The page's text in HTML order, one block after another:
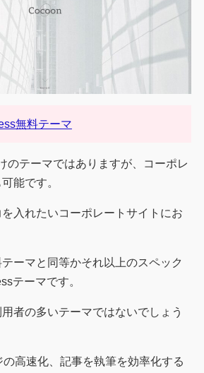
無料テーマ
のテーマではありますが、コーポレ
能です。
入れたいコーポレートサイトにお
ーマと同等かそれ以上のスペック
テーマです。
者の多いテーマではないでしょう
高速化、記事を執筆を効率化する